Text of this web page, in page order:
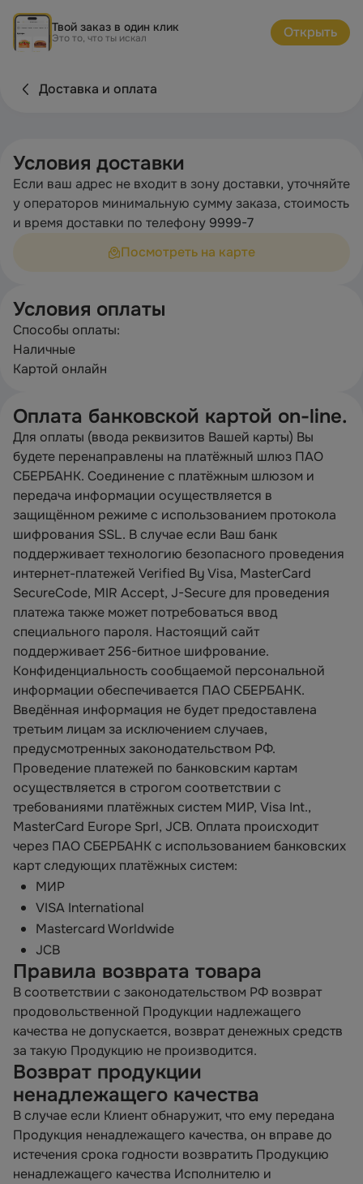
Твой заказ в один клик
Это то, что ты искал Открыть
Доставка и оплата
Условия доставки
Если ваш адрес не входит в зону доставки, уточняйте
у операторов минимальную сумму заказа, стоимость
и время доставки по телефону 9999-7
Посмотреть на карте
Условия оплаты
Способы оплаты:
Наличные
Картой онлайн
Оплата банковской картой on-line.
Для оплаты (ввода реквизитов Вашей карты) Вы
будете перенаправлены на платёжный шлюз ПАО
СБЕРБАНК. Соединение с платёжным шлюзом и
передача информации осуществляется в
защищённом режиме с использованием протокола
шифрования SSL. В случае если Ваш банк
поддерживает технологию безопасного проведения
интернет-платежей Verified By Visa, MasterCard
SecureCode, MIR Accept, J-Secure для проведения
платежа также может потребоваться ввод
специального пароля. Настоящий сайт
поддерживает 256-битное шифрование.
Конфиденциальность сообщаемой персональной
информации обеспечивается ПАО СБЕРБАНК.
Введённая информация не будет предоставлена
третьим лицам за исключением случаев,
предусмотренных законодательством РФ.
Проведение платежей по банковским картам
осуществляется в строгом соответствии с
требованиями платёжных систем МИР, Visa Int.,
MasterCard Europe Sprl, JCB. Оплата происходит
через ПАО СБЕРБАНК с использованием банковских
карт следующих платёжных систем:
МИР
VISA International
Mastercard Worldwide
JCB
Правила возврата товара
В соответствии с законодательством РФ возврат
продовольственной Продукции надлежащего
качества не допускается, возврат денежных средств
за такую Продукцию не производится.
Возврат продукции
ненадлежащего качества
В случае если Клиент обнаружит, что ему передана
Продукция ненадлежащего качества, он вправе до
истечения срока годности возвратить Продукцию
ненадлежащего качества Исполнителю и